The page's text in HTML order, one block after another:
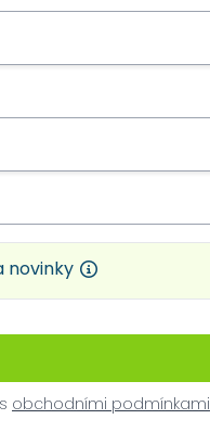
novinky
obchodními podmínkami